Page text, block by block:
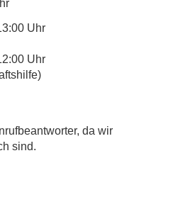
Uhr
Uhr
da wir
sind.